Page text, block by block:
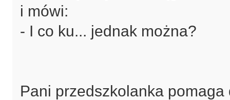
i mówi:
- I co ku... jednak można?
Pani przedszkolanka